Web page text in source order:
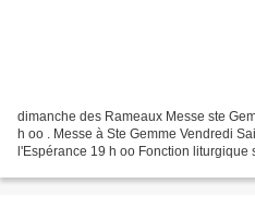
dimanche des Rameaux Messe ste
h oo . Messe à Ste Gemme Vendredi
l'Espérance 19 h oo Fonction